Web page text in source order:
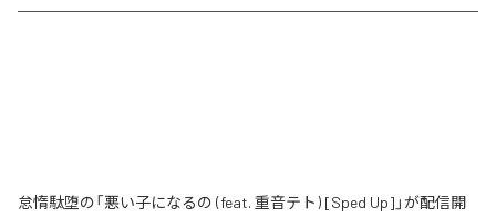
怠惰駄堕の「悪い子になるの (feat. 重音テト) [Sped Up]」が配信開